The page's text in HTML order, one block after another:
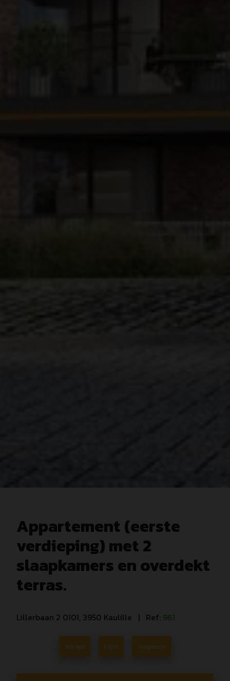
Appartement (eerste
verdieping) met 2
slaapkamers en overdekt
terras.
Lillerbaan 2 0101, 3950 Kaulille | Ref: 961
Vorige Lijst Volgende